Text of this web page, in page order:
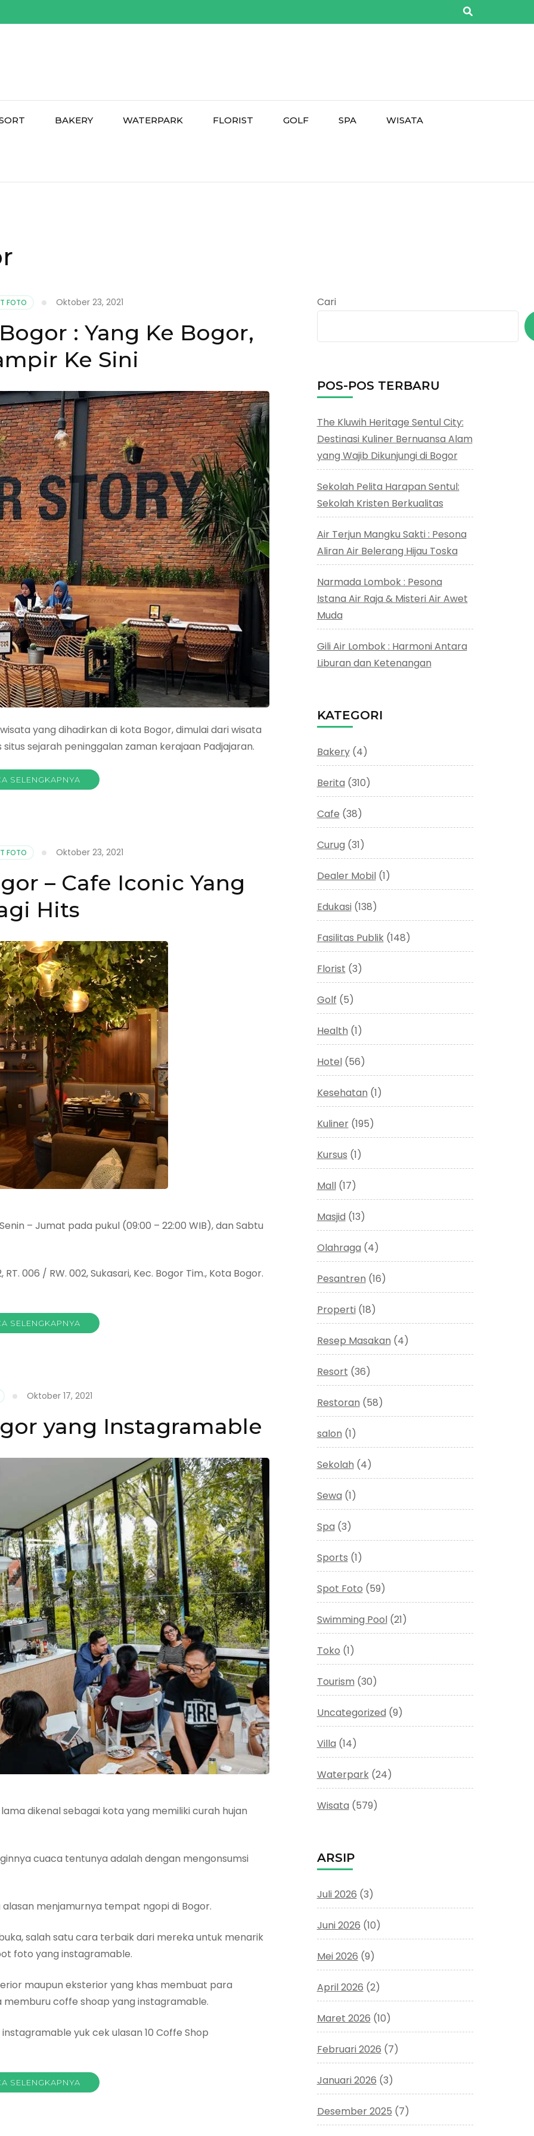
BAKERY WATERPARK FLORIST GOLF SPA WISATA
FOTO Oktober 23, 2021
: Yang Ke Bogor,
Ke Sini
yang dihadirkan di kota Bogor, dimulai dari wisata
sejarah peninggalan zaman kerajaan Padjajaran.
SELENGKAPNYA
FOTO Oktober 23, 2021
– Cafe Iconic Yang
Hits
– Jumat pada pukul (09:00 – 22:00 WIB), dan Sabtu
006 / RW. 002, Sukasari, Kec. Bogor Tim., Kota Bogor.
SELENGKAPNYA
Oktober 17, 2021
yang Instagramable
dikenal sebagai kota yang memiliki curah hujan
cuaca tentunya adalah dengan mengonsumsi
menjamurnya tempat ngopi di Bogor.
salah satu cara terbaik dari mereka untuk menarik
foto yang instagramable.
maupun eksterior yang khas membuat para
coffe shoap yang instagramable.
yuk cek ulasan 10 Coffe Shop
SELENGKAPNYA
Cari
POS-POS TERBARU
The Kluwih Heritage Sentul City:
Destinasi Kuliner Bernuansa Alam
yang Wajib Dikunjungi di Bogor
Sekolah Pelita Harapan Sentul:
Sekolah Kristen Berkualitas
Air Terjun Mangku Sakti : Pesona
Aliran Air Belerang Hijau Toska
Narmada Lombok : Pesona
Istana Air Raja & Misteri Air Awet
Muda
Gili Air Lombok : Harmoni Antara
Liburan dan Ketenangan
KATEGORI
Bakery(4)
Berita (310)
Cafe (38)
Curug (31)
Dealer Mobil(1)
Edukasi(138)
Fasilitas Publik(148)
Florist (3)
Golf (5)
Health (1)
Hotel(56)
Kesehatan (1)
Kuliner(195)
Kursus (1)
Mall(17)
Masjid (13)
Olahraga (4)
Pesantren (16)
Properti(18)
Resep Masakan (4)
Resort (36)
Restoran (58)
salon (1)
Sekolah (4)
Sewa (1)
Spa (3)
Sports (1)
Spot Foto (59)
Swimming Pool(21)
Toko (1)
Tourism (30)
Uncategorized (9)
Villa (14)
Waterpark(24)
Wisata (579)
ARSIP
Juli 2026 (3)
Juni 2026 (10)
Mei 2026 (9)
April 2026 (2)
Maret 2026 (10)
Februari 2026 (7)
Januari 2026 (3)
Desember 2025 (7)